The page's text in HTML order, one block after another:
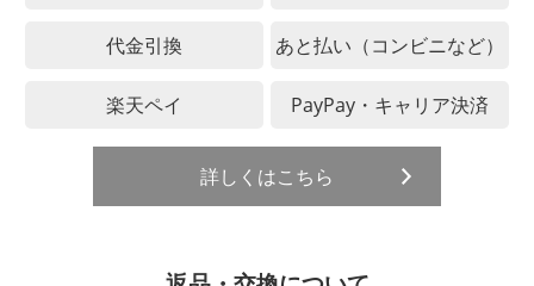
代金引換 あと払い（コンビニなど）
楽天ペイ PayPay・キャリア決済
詳しくはこちら